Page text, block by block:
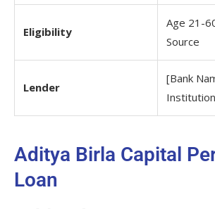
Eligibility
Age 21-
Source
Lender
[Bank
Aditya Birla Capital
Loan